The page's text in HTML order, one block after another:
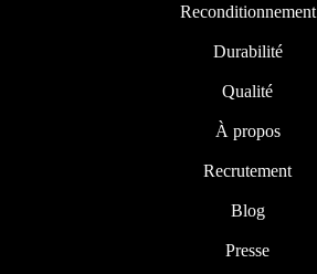
Reconditionnement
Durabilité
Qualité
À propos
Recrutement
Blog
Presse